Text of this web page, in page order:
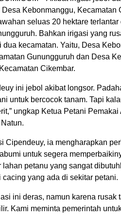
Kebonmanggu, Kecamatan
seluas 20 hektare
Bahkan irigasi yang
dua kecamatan. Yaitu, Desa
Gunungguruh dan Desa
Cikembar.
ini jebol akibat longsor.
untuk bercocok tanam. Tapi
ungkap Ketua Petani Pemakai
Cipendeuy, ia mengharapkan
untuk segera
lahan petanu yang sangat
yang ada di sekitar petani.
ini deras, namun karena rusak
Kami meminta pemerintah